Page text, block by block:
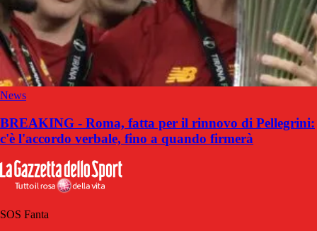
News
BREAKING - Roma, fatta per il rinnovo di Pellegrini:
c'è l'accordo verbale, fino a quando firmerà
SOS Fanta